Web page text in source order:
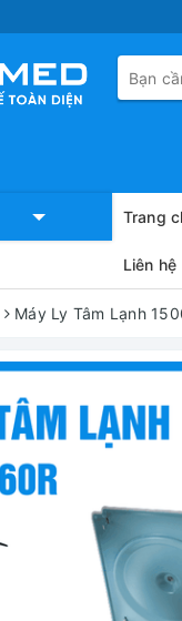
Trang
Liên hệ
Máy Ly Tâm Lạnh